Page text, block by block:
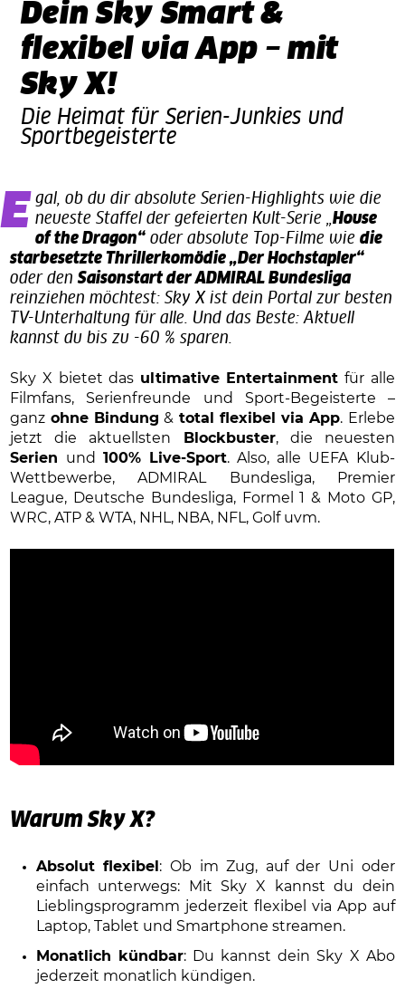
Dein Sky Smart &
flexibel via App – mit
Sky X!
Die Heimat für Serien-Junkies und
Sportbegeisterte
Egal, ob du dir absolute Serien-Highlights wie die neueste Staffel der gefeierten Kult-Serie „House
of the Dragon“ oder absolute Top-Filme wie die
starbesetzte Thrillerkomödie „Der Hochstapler“
oder denSaisonstart der ADMIRAL Bundesliga
reinziehen möchtest: Sky X ist dein Portal zur besten
TV-Unterhaltung für alle. Und das Beste: Aktuell
kannst du bis zu -60 % sparen.
Sky X bietet das ultimative Entertainment für alle
Filmfans, Serienfreunde und Sport-Begeisterte –
ganz ohne Bindung & total flexibel via App. Erlebe
jetzt die aktuellsten
Blockbuster, die neuesten
Serien und 100% Live-Sport. Also, alle UEFA Klub-
Wettbewerbe, ADMIRAL Bundesliga, Premier
League, Deutsche Bundesliga, Formel 1 & Moto GP,
WRC, ATP & WTA, NHL, NBA, NFL, Golf uvm.
Warum Sky X?
Absolut flexibel : Ob im Zug, auf der Uni oder
einfach unterwegs: Mit Sky X kannst du dein
Lieblingsprogramm jederzeit flexibel via App auf
Laptop, Tablet und Smartphone streamen.
Monatlich kündbar: Du kannst dein Sky X Abo
jederzeit monatlich kündigen.